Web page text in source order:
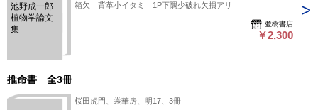
池野成一郎
植物学論文
集
箱欠 背革小イタミ 1P下隅少破れ欠損アリ
並樹書店
￥2,300
推命書 全3冊
桜田虎門、裳華房、明17、3冊